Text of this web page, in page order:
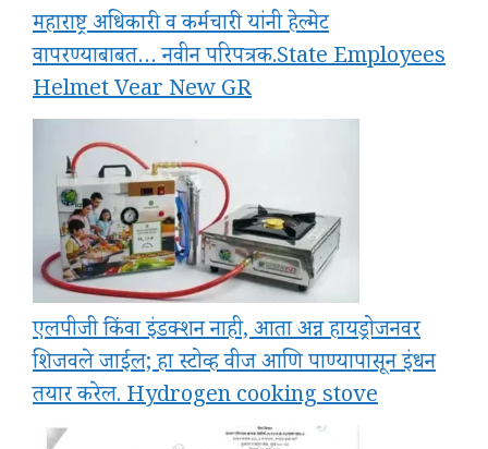
महाराष्ट्र अधिकारी व कर्मचारी यांनी हेल्मेट
वापरण्याबाबत… नवीन परिपत्रक.State Employees
Helmet Vear New GR
एलपीजी किंवा इंडक्शन नाही, आता अन्न हायड्रोजनवर
शिजवले जाईल; हा स्टोव्ह वीज आणि पाण्यापासून इंधन
तयार करेल. Hydrogen cooking stove